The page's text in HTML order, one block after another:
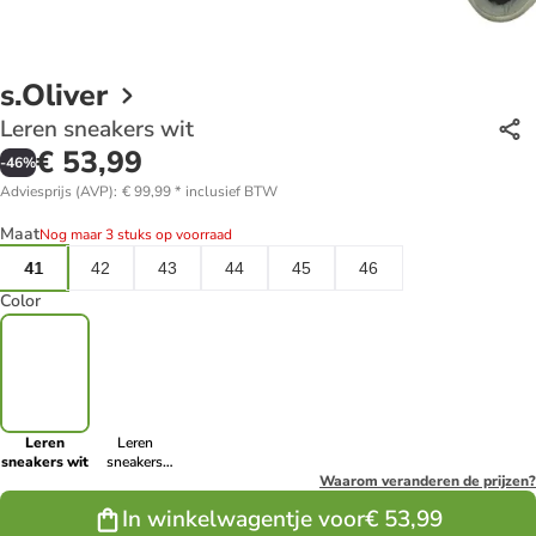
s.Oliver
Leren sneakers wit
-46%€ 53,99
Adviesprijs (AVP): € 99,99* inclusief BTW
MaatNog maar 3 stuks op voorraad
41
42 43 44 45 46
Color
Leren
sneakers wit
Leren
sneakers
Waarom veranderen de prijzen?
In winkelwagentje voor€ 53,99